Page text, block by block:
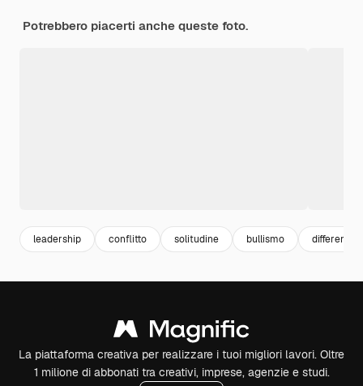
Potrebbero piacerti anche queste foto.
leadership conflitto solitudine bullismo differenza
La piattaforma creativa per realizzare i tuoi migliori lavori. Oltre
1 milione di abbonati tra creativi, imprese, agenzie e studi.